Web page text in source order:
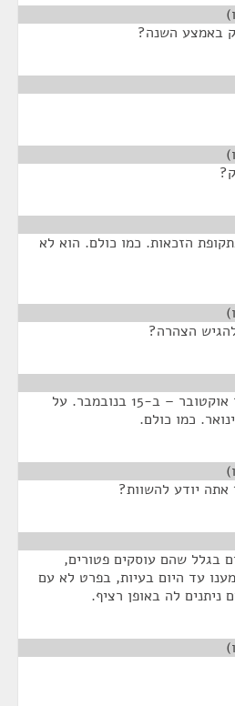
באמצע השנה?
הזכאות. כמו כולם. הוא לא
הצהרה?
כל תקופת זכאות. ספטמבר אוקטובר – ב-15 בנובמבר. על
יודע להשוות?
בגלל שהם עוסקים פטורים,
עד היום בעיות, בפרט לא עם
ניתנים לה באופן רציף.